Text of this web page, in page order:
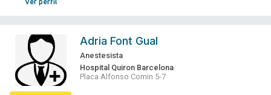
Ver perfil
Adria Font Gual
Anestesista
Hospital Quiron Barcelona
Placa Alfonso Comin 5-7